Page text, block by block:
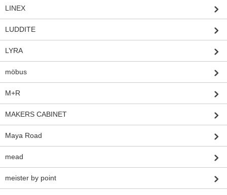
LINEX
LUDDITE
LYRA
möbus
M+R
MAKERS CABINET
Maya Road
mead
meister by point